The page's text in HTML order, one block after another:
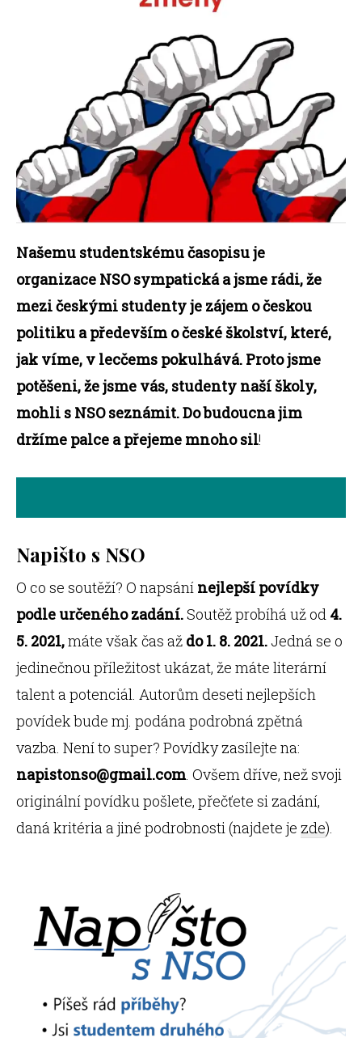
Našemu studentskému časopisu je
organizace NSO sympatická a jsme rádi, že
mezi českými studenty je zájem o českou
politiku a především o české školství, které,
jak víme, v lecčems pokulhává. Proto jsme
potěšeni, že jsme vás, studenty naší školy,
mohli s NSO seznámit. Do budoucna jim
držíme palce a přejeme mnoho sil!
Napišto s NSO
O co se soutěží? O napsání nejlepší povídky
podle určeného zadání.Soutěž probíhá už od 4.
5. 2021,máte však čas až do 1. 8. 2021. Jedná se o
jedinečnou příležitost ukázat, že máte literární
talent a potenciál. Autorům deseti nejlepších
povídek bude mj. podána podrobná zpětná
vazba. Není to super? Povídky zasílejte na:
napistonso@gmail.com. Ovšem dříve, než svoji
originální povídku pošlete, přečťete si zadání,
daná kritéria a jiné podrobnosti (najdete je zde).